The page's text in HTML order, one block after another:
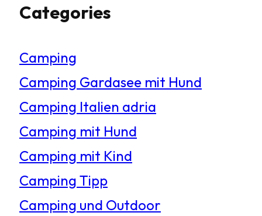
c
e
n
Categories
Camping
Camping Gardasee mit Hund
Camping Italien adria
Camping mit Hund
Camping mit Kind
Camping Tipp
Camping und Outdoor